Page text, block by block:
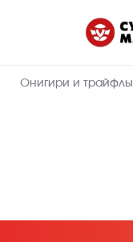
Онигири и трайфлы